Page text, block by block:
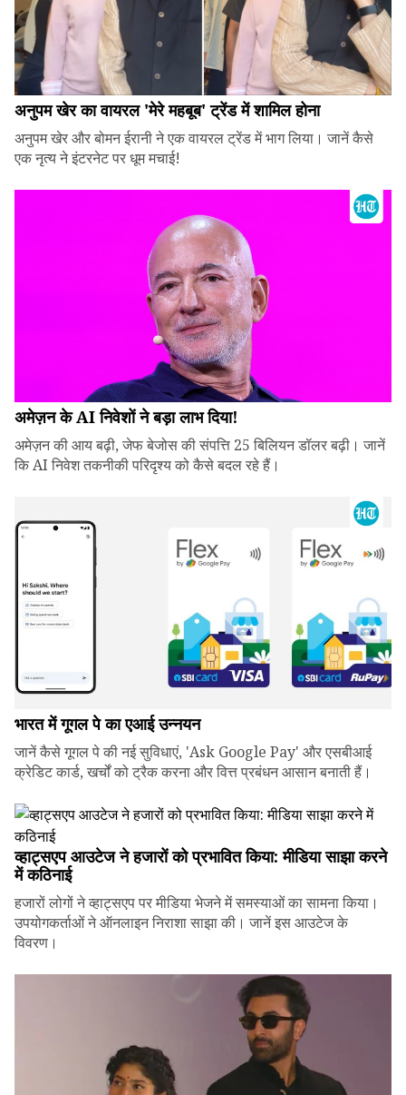
अनुपम खेर का वायरल 'मेरे महबूब' ट्रेंड में शामिल होना
अनुपम खेर और बोमन ईरानी ने एक वायरल ट्रेंड में भाग लिया। जानें कैसे
एक नृत्य ने इंटरनेट पर धूम मचाई!
अमेज़न के AI निवेशों ने बड़ा लाभ दिया!
अमेज़न की आय बढ़ी, जेफ बेजोस की संपत्ति 25 बिलियन डॉलर बढ़ी। जानें
कि AI निवेश तकनीकी परिदृश्य को कैसे बदल रहे हैं।
भारत में गूगल पे का एआई उन्नयन
जानें कैसे गूगल पे की नई सुविधाएं, 'Ask Google Pay' और एसबीआई
क्रेडिट कार्ड, खर्चों को ट्रैक करना और वित्त प्रबंधन आसान बनाती हैं।
व्हाट्सएप आउटेज ने हजारों को प्रभावित किया: मीडिया साझा करने
में कठिनाई
हजारों लोगों ने व्हाट्सएप पर मीडिया भेजने में समस्याओं का सामना किया।
उपयोगकर्ताओं ने ऑनलाइन निराशा साझा की। जानें इस आउटेज के
विवरण।